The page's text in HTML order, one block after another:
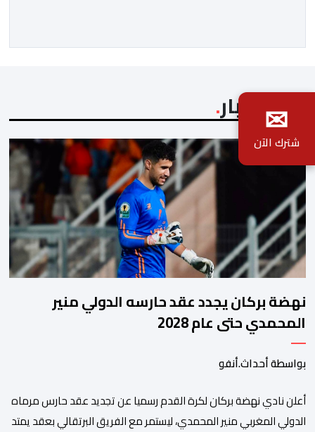
الاجتماعية”، يُمثِّل خروجاً غير مألوف عن الخط التحريري
آخر الأخبار
نهضة بركان يجدد عقد حارسه الدولي منير
المحمدي حتى عام 2028
بواسطة أحداث.أنفو
​أعلن نادي نهضة بركان لكرة القدم رسميا عن تجديد عقد حارس مرماه
الدولي المغربي منير المحمدي، ليستمر مع الفريق البرتقالي بعقد يمتد
✉
شترك الآن